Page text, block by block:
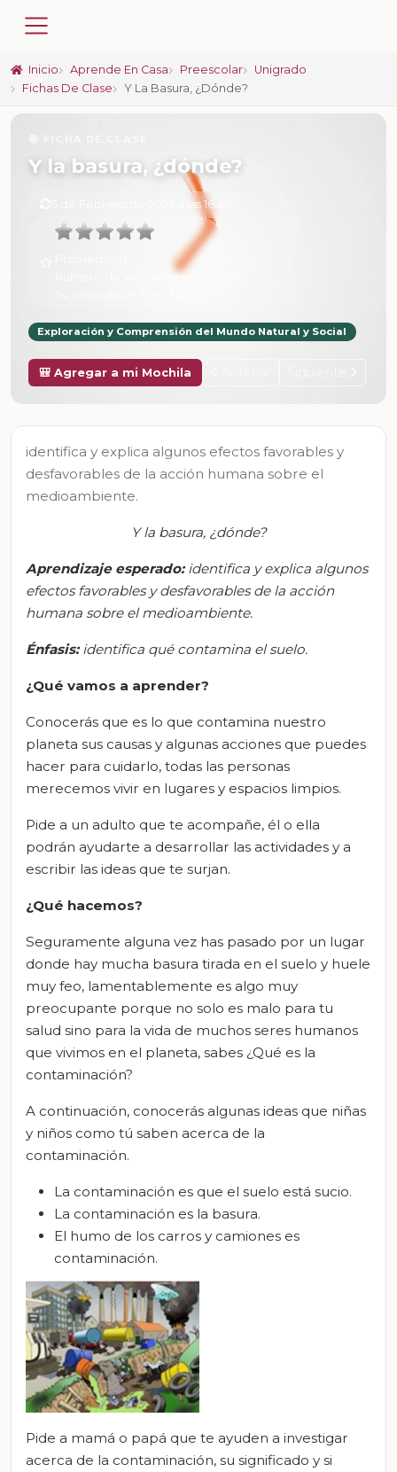
Inicio Aprende En Casa Preescolar
Unigrado
Fichas De Clase
Y La Basura, ¿dónde?
Y la basura, ¿dónde?
6 de Febrero de 2025 a las 16:49
Número de valoraciones:
Exploración y Comprensión del Mundo Natural y Social
🎒 Agregar a mi Mochila
identifica y explica algunos efectos favorables y
desfavorables de la acción humana sobre el
medioambiente.
Y la basura, ¿dónde?
Aprendizaje esperado: identifica y explica algunos
efectos favorables y desfavorables de la acción
humana sobre el medioambiente.
Énfasis: identifica qué contamina el suelo.
¿Qué vamos a aprender?
Conocerás que es lo que contamina nuestro
planeta sus causas y algunas acciones que puedes
hacer para cuidarlo, todas las personas
merecemos vivir en lugares y espacios limpios.
Pide a un adulto que te acompañe, él o ella
podrán ayudarte a desarrollar las actividades y a
escribir las ideas que te surjan.
¿Qué hacemos?
Seguramente alguna vez has pasado por un lugar
donde hay mucha basura tirada en el suelo y huele
muy feo, lamentablemente es algo muy
preocupante porque no solo es malo para tu
salud sino para la vida de muchos seres humanos
que vivimos en el planeta, sabes ¿Qué es la
contaminación?
A continuación, conocerás algunas ideas que niñas
y niños como tú saben acerca de la
contaminación.
La contaminación es que el suelo está sucio.
La contaminación es la basura.
El humo de los carros y camiones es
contaminación.
Pide a mamá o papá que te ayuden a investigar
acerca de la contaminación, su significado y si